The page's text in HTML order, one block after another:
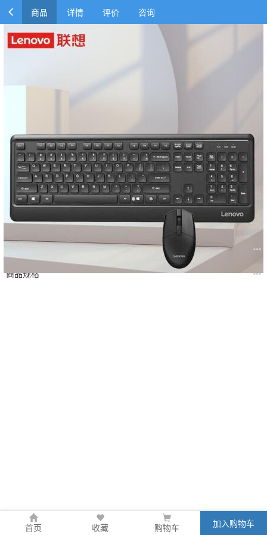
商品 详情 评价 咨询
联想(Lenovo)KN102无线键鼠套装
￥150.00 ￥159.00
商品规格
首页 收藏 购物车 加入购物车